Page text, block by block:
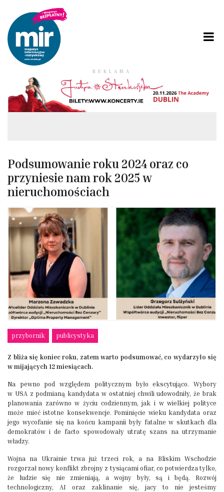
REKLAMA
Podsumowanie roku 2024 oraz co
przyniesie nam rok 2025 w
nieruchomościach
przybornik publicystyka
Z bliża się koniec roku, zatem warto podsumować, co wydarzyło się
w mijających 12 miesiącach.
Na pewno pod względem politycznym było ekscytująco. Wybory
w USA z podmianą kandydata w ostatniej chwili udowodniły, że brak
planowania zarówno w życiu codziennym, jak i w wielkiej polityce
może mieć istotne konsekwencje. Pominięcie wieku kandydata oraz
jego wycofanie się na końcu kampanii były fatalne w skutkach dla
demokratów i de facto spowodowały utratę szans na utrzymanie
władzy.
Wojna na Ukrainie trwa już trzeci rok, a na Bliskim Wschodzie
rozgorzał nowy konflikt zbrojny z tysiącami ofiar, co potwierdza tylko,
że ludzie się nie zmieniają, a wojny były, są i będą. Rozwój
technologiczny, AI oraz zaklinanie się, jacy to nie jesteśmy